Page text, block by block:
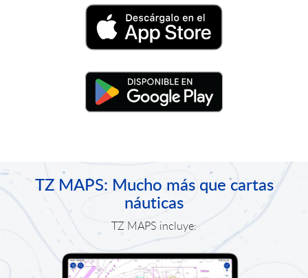
TZ MAPS: Mucho más que cartas
náuticas
TZ MAPS incluye: